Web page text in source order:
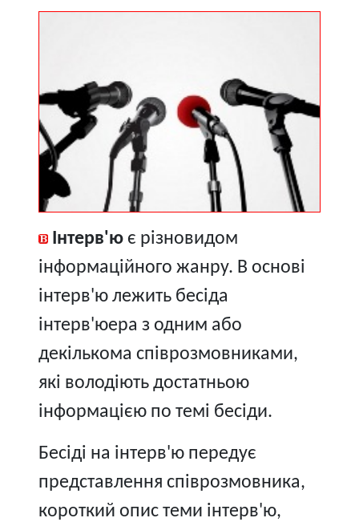
Інтерв'ю є різновидом
інформаційного жанру. В основі
інтерв'ю лежить бесіда
інтерв'юера з одним або
декількома співрозмовниками,
які володіють достатньою
інформацією по темі бесіди.
Бесіді на інтерв'ю передує
представлення співрозмовника,
короткий опис теми інтерв'ю,